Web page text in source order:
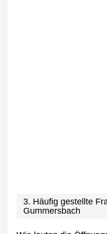
3. Häufig gestellte
Gummersbach